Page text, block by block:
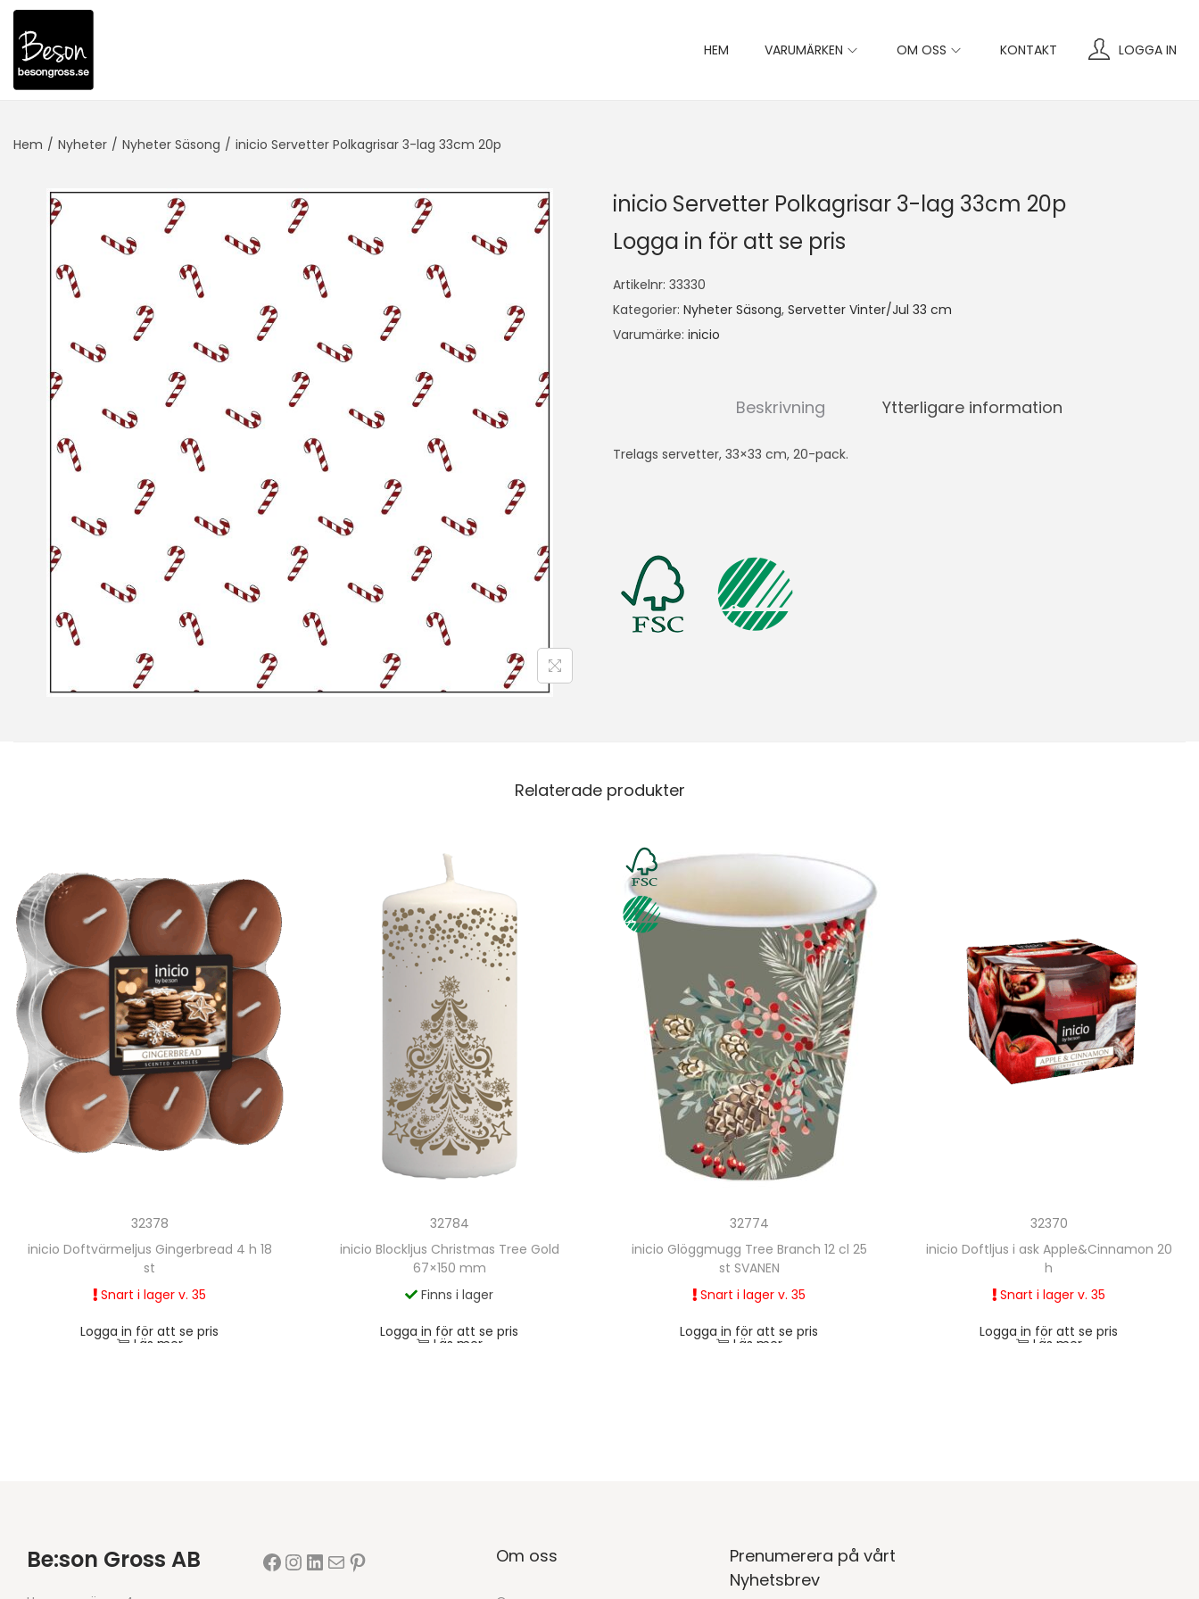
HEM VARUMÄRKEN OM OSS KONTAKT LOGGA IN
Hem / Nyheter / Nyheter Säsong / inicio Servetter Polkagrisar 3-lag 33cm 20p
inicio Servetter Polkagrisar 3-lag 33cm 20p
Logga in för att se pris
Artikelnr: 33330
Kategorier: Nyheter Säsong, Servetter Vinter/Jul 33 cm
Varumärke: inicio
Beskrivning Ytterligare information
Trelags servetter, 33×33 cm, 20-pack.
Relaterade produkter
32378
inicio Doftvärmeljus Gingerbread 4 h 18
st
Snart i lager v. 35
Logga in för att se pris
Läs mer
32784
inicio Blockljus Christmas Tree Gold
67×150 mm
Finns i lager
Logga in för att se pris
Läs mer
32774
inicio Glöggmugg Tree Branch 12 cl 25
st SVANEN
Snart i lager v. 35
Logga in för att se pris
Läs mer
32370
inicio Doftljus i ask Apple&Cinnamon 20
h
Snart i lager v. 35
Logga in för att se pris
Läs mer
Be:son Gross AB Om oss
Prenumerera på vårt
Nyhetsbrev